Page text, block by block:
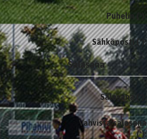
Puhelin (*):
Sähköposti (*):
Salasana
Salasana (*):
Vahvista salasana
(*):